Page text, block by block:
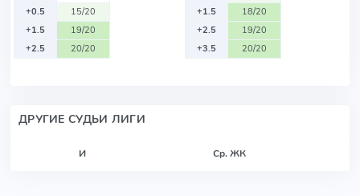
+0.5
15/20
+1.5
19/20
+2.5
20/20
+1.5
18/20
+2.5
19/20
+3.5
20/20
ДРУГИЕ СУДЬИ ЛИГИ
И Ср. ЖК